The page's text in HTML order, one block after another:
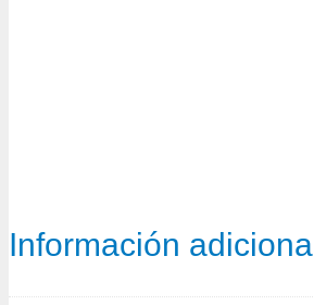
Información adicional